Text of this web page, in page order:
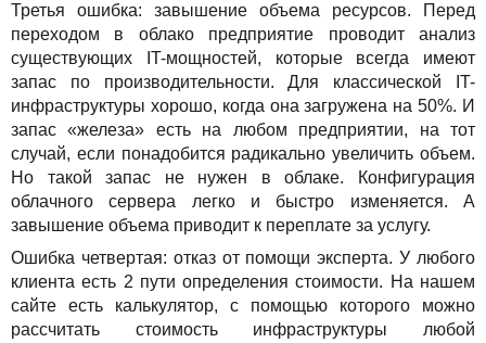
Третья ошибка: завышение объема ресурсов. Перед
переходом в облако предприятие проводит анализ
существующих IT-мощностей, которые всегда имеют
запас по производительности. Для классической IT-
инфраструктуры хорошо, когда она загружена на 50%. И
запас «железа» есть на любом предприятии, на тот
случай, если понадобится радикально увеличить объем.
Но такой запас не нужен в облаке. Конфигурация
облачного сервера легко и быстро изменяется. А
завышение объема приводит к переплате за услугу.
Ошибка четвертая: отказ от помощи эксперта. У любого
клиента есть 2 пути определения стоимости. На нашем
сайте есть калькулятор, с помощью которого можно
рассчитать стоимость инфраструктуры любой